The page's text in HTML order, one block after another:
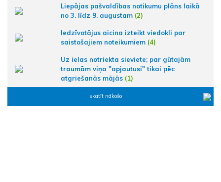
Liepājas pašvaldības notikumu plāns laikā
no 3. līdz 9. augustam (2)
Iedzīvotājus aicina izteikt viedokli par
saistošajiem noteikumiem (4)
Uz ielas notriekta sieviete; par gūtajām
traumām viņa "apjautusi" tikai pēc
atgriešanās mājās (1)
skatīt nākošo